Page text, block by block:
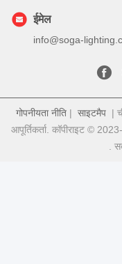
ईमेल
info@soga-
गोपनीयता नीति | साइटमैप |
आपूर्तिकर्ता. कॉपीराइट ©
.